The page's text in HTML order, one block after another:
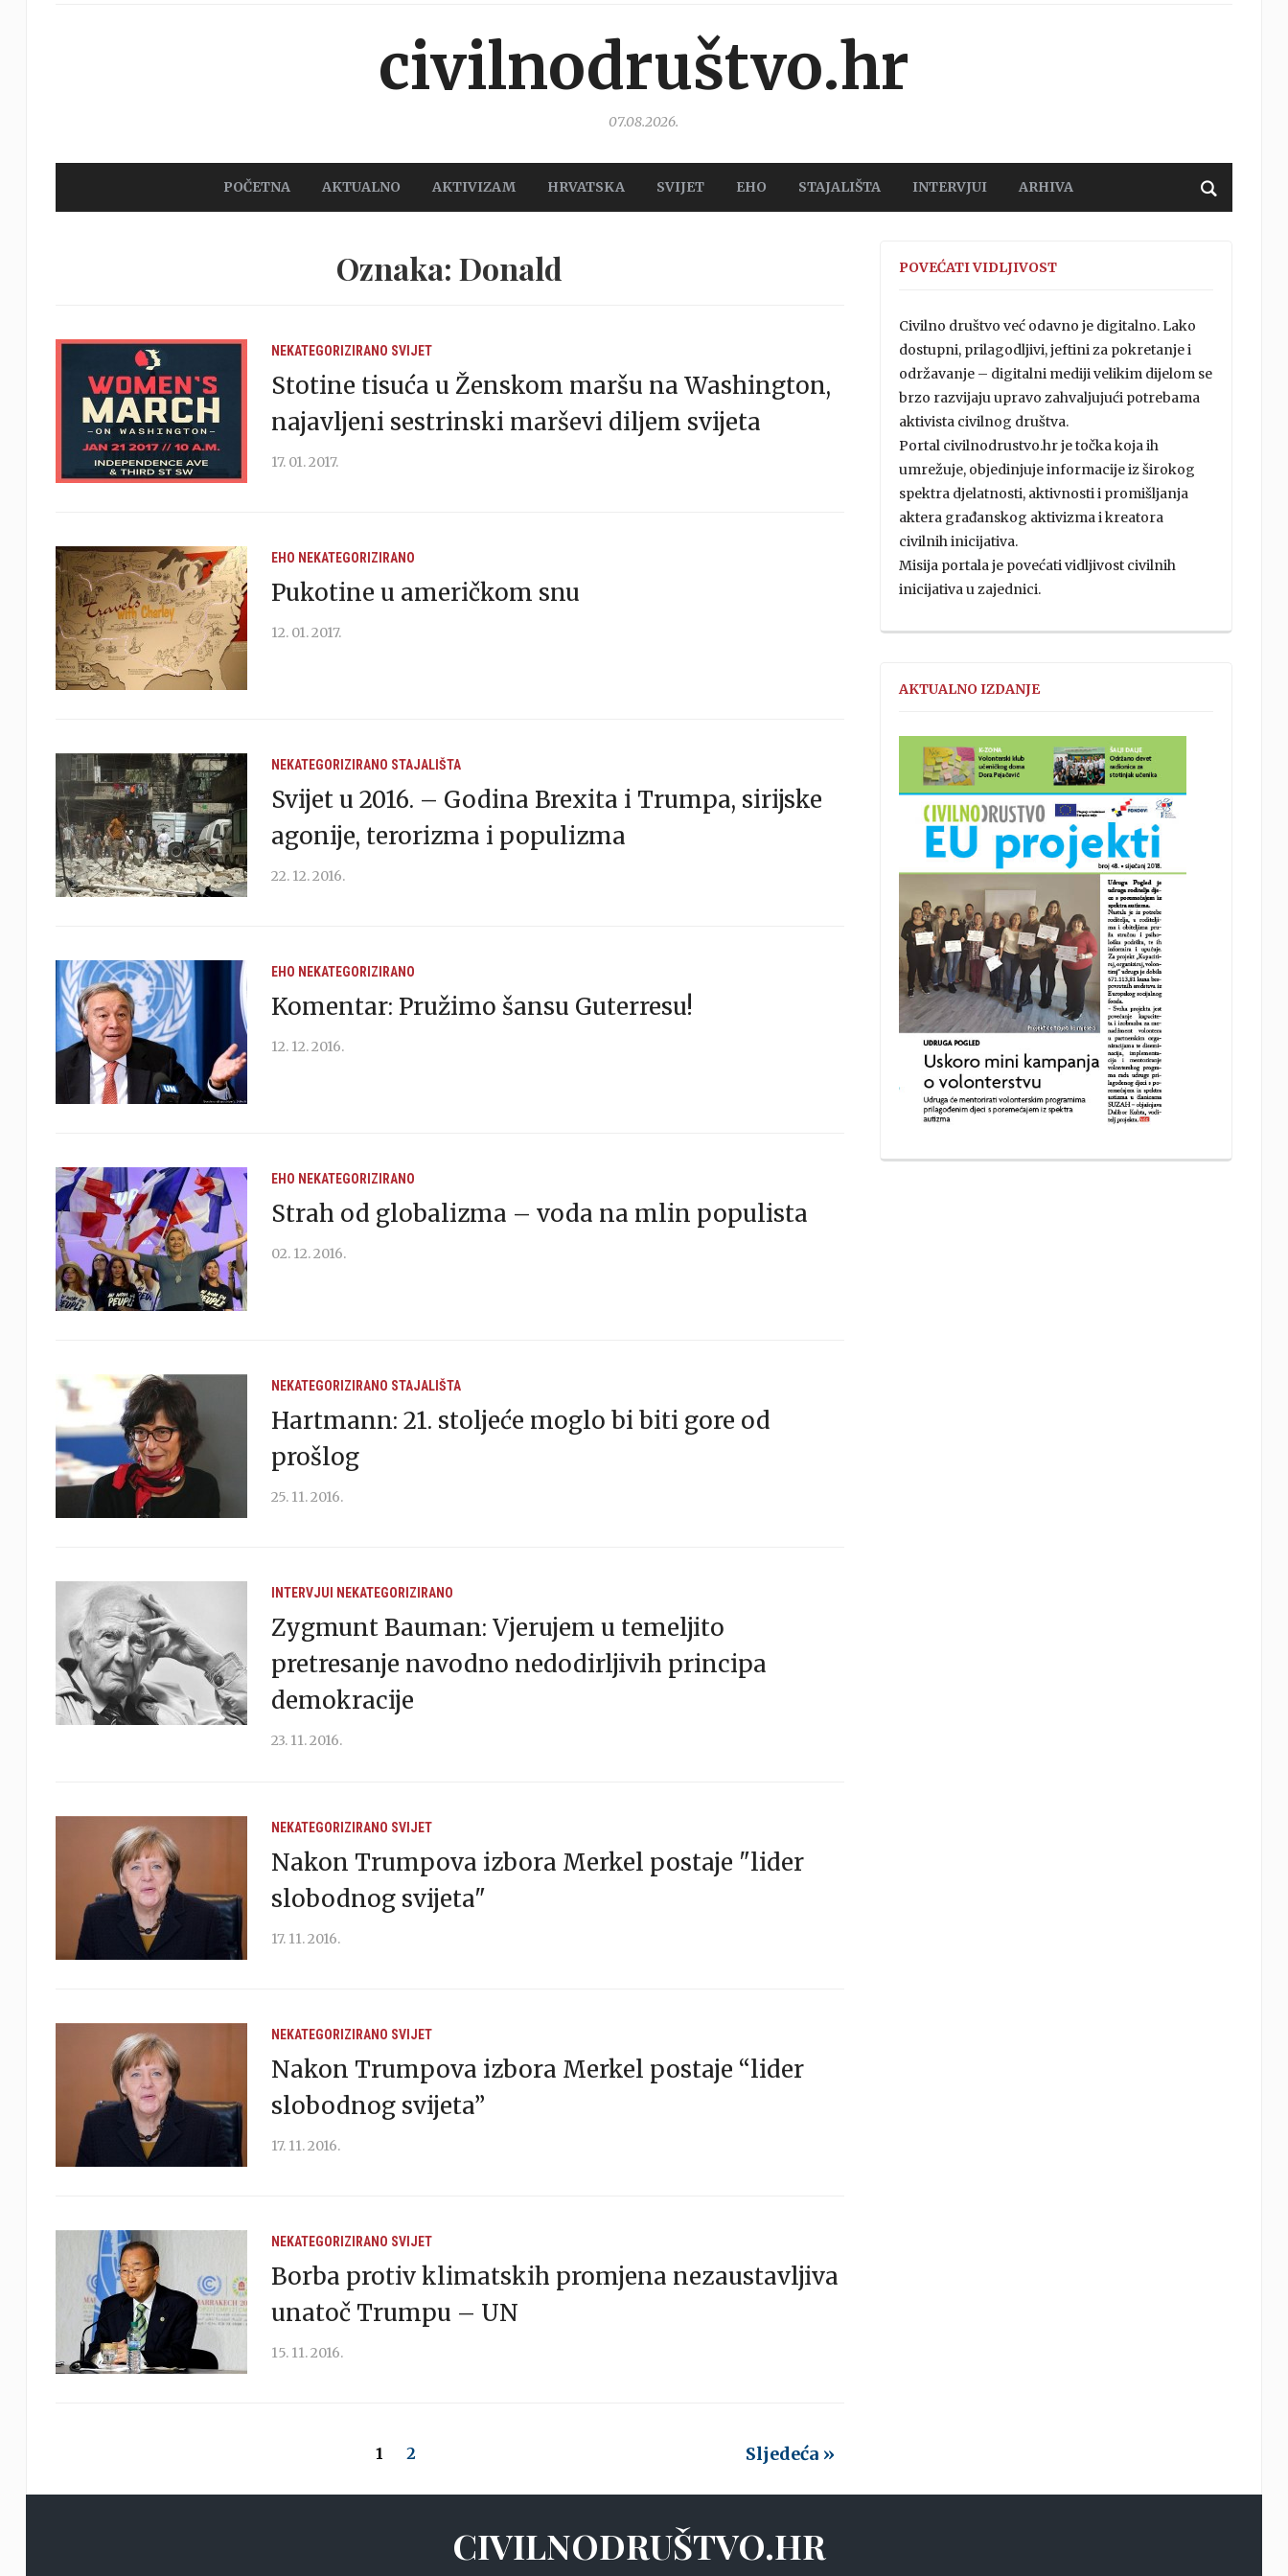
civilnodruštvo.hr
07.08.2026.
POČETNA AKTUALNO AKTIVIZAM HRVATSKA SVIJET EHO STAJALIŠTA INTERVJUI ARHIVA
Oznaka: Donald
NEKATEGORIZIRANO SVIJET
Stotine tisuća u Ženskom maršu na Washington,
najavljeni sestrinski marševi diljem svijeta
17. 01. 2017.
EHO NEKATEGORIZIRANO
Pukotine u američkom snu
12. 01. 2017.
NEKATEGORIZIRANO STAJALIŠTA
Svijet u 2016. – Godina Brexita i Trumpa, sirijske
agonije, terorizma i populizma
22. 12. 2016.
EHO NEKATEGORIZIRANO
Komentar: Pružimo šansu Guterresu!
12. 12. 2016.
EHO NEKATEGORIZIRANO
Strah od globalizma – voda na mlin populista
02. 12. 2016.
NEKATEGORIZIRANO STAJALIŠTA
Hartmann: 21. stoljeće moglo bi biti gore od
prošlog
25. 11. 2016.
INTERVJUI NEKATEGORIZIRANO
Zygmunt Bauman: Vjerujem u temeljito
pretresanje navodno nedodirljivih principa
demokracije
23. 11. 2016.
NEKATEGORIZIRANO SVIJET
Nakon Trumpova izbora Merkel postaje "lider
slobodnog svijeta"
17. 11. 2016.
NEKATEGORIZIRANO SVIJET
Nakon Trumpova izbora Merkel postaje “lider
slobodnog svijeta”
17. 11. 2016.
NEKATEGORIZIRANO SVIJET
Borba protiv klimatskih promjena nezaustavljiva
unatoč Trumpu – UN
15. 11. 2016.
1 2 Sljedeća »
POVEĆATI VIDLJIVOST
Civilno društvo već odavno je digitalno. Lako
dostupni, prilagodljivi, jeftini za pokretanje i
održavanje – digitalni mediji velikim dijelom se
brzo razvijaju upravo zahvaljujući potrebama
aktivista civilnog društva.
Portal civilnodrustvo.hr je točka koja ih
umrežuje, objedinjuje informacije iz širokog
spektra djelatnosti, aktivnosti i promišljanja
aktera građanskog aktivizma i kreatora
civilnih inicijativa.
Misija portala je povećati vidljivost civilnih
inicijativa u zajednici.
AKTUALNO IZDANJE
CIVILNODRUŠTVO.HR